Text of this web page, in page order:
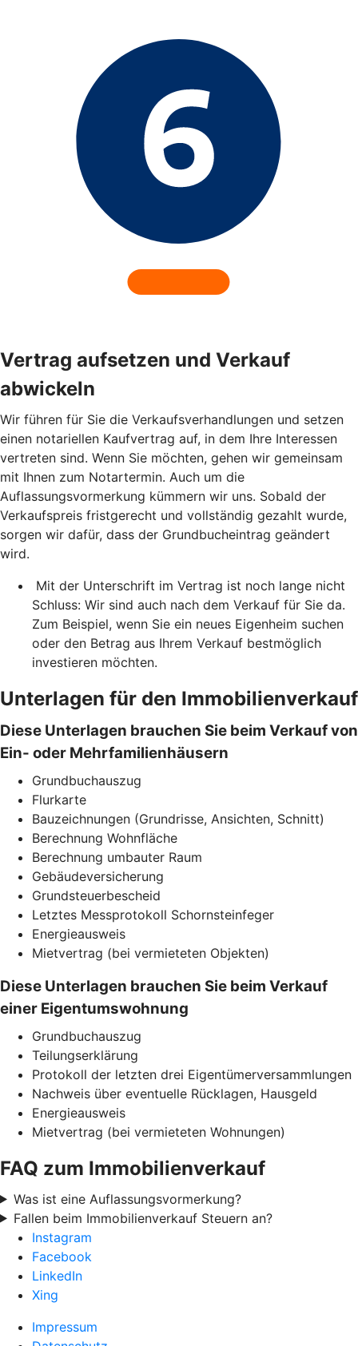
Vertrag aufsetzen und Verkauf
abwickeln
Wir führen für Sie die Verkaufsverhandlungen und setzen
einen notariellen Kaufvertrag auf, in dem Ihre Interessen
vertreten sind. Wenn Sie möchten, gehen wir gemeinsam
mit Ihnen zum Notartermin. Auch um die
Auflassungsvormerkung kümmern wir uns. Sobald der
Verkaufspreis fristgerecht und vollständig gezahlt wurde,
sorgen wir dafür, dass der Grundbucheintrag geändert
wird.
Mit der Unterschrift im Vertrag ist noch lange nicht
Schluss: Wir sind auch nach dem Verkauf für Sie da.
Zum Beispiel, wenn Sie ein neues Eigenheim suchen
oder den Betrag aus Ihrem Verkauf bestmöglich
investieren möchten.
Unterlagen für den Immobilienverkauf
Diese Unterlagen brauchen Sie beim Verkauf von
Ein- oder Mehrfamilienhäusern
Grundbuchauszug
Flurkarte
Bauzeichnungen (Grundrisse, Ansichten, Schnitt)
Berechnung Wohnfläche
Berechnung umbauter Raum
Gebäudeversicherung
Grundsteuerbescheid
Letztes Messprotokoll Schornsteinfeger
Energieausweis
Mietvertrag (bei vermieteten Objekten)
Diese Unterlagen brauchen Sie beim Verkauf
einer Eigentumswohnung
Grundbuchauszug
Teilungserklärung
Protokoll der letzten drei Eigentümerversammlungen
Nachweis über eventuelle Rücklagen, Hausgeld
Energieausweis
Mietvertrag (bei vermieteten Wohnungen)
FAQ zum Immobilienverkauf
Was ist eine Auflassungsvormerkung?
Fallen beim Immobilienverkauf Steuern an?
Instagram
Facebook
LinkedIn
Xing
Impressum